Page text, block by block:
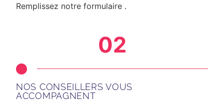
Remplissez notre formulaire .
02
NOS CONSEILLERS VOUS
ACCOMPAGNENT